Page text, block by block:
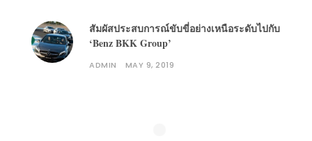
สัมผัสประสบการณ์ขับขี่อย่างเหนือระดับไปกับ
‘Benz BKK Group’
ADMIN MAY 9, 2019